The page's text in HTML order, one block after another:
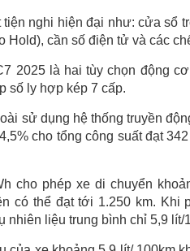
nghi hiện đại như: cửa sổ
cần số điện tử và các
2025 là hai tùy chọn động
số ly hợp kép 7 cấp.
sử dụng hệ thống truyền
cho tổng công suất đạt
cho phép xe di chuyển
có thể đạt tới 1.250 km. Khi
nhiên liệu trung bình chỉ 5,9 lít/